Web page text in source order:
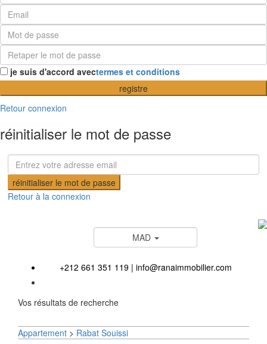
je suis d'accord avectermes et conditions
registre
Retour connexion
réinitialiser le mot de passe
réinitialiser le mot de passe
Retour à la connexion
MAD
+212 661 351 119| info@ranaimmobilier.com
Vos résultats de recherche
Appartement > Rabat Souissi